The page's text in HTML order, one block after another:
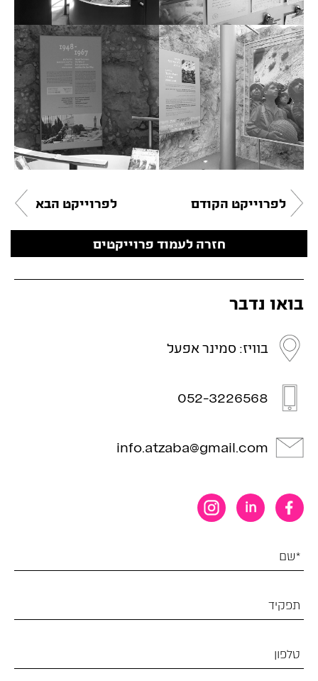
לפרוייקט הקודם
חזרה לעמוד פרוייקטים
לפרוייקט הבא
בואו נדבר
בוויז: סמינר אפעל
052-3226568
info.atzaba@gmail.com